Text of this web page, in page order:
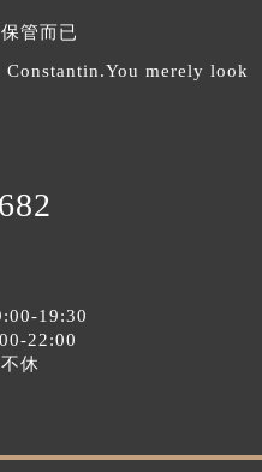
管而已
merely look
19:30
22:00
休